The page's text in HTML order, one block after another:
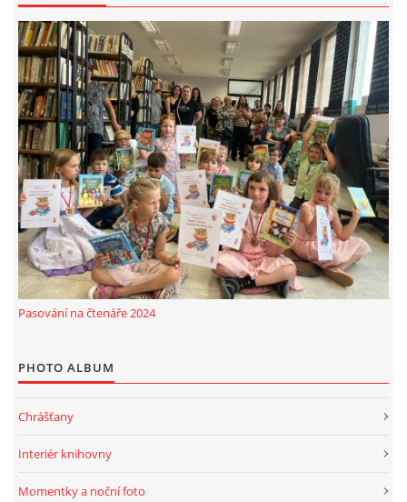
Pasování na čtenáře 2024
PHOTO ALBUM
Chrášťany
Interiér knihovny
Momentky a noční foto